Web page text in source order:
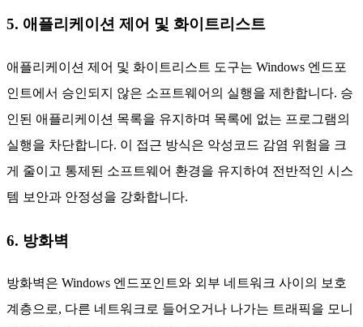
5. 애플리케이션 제어 및 화이트리스트
애플리케이션 제어 및 화이트리스트 도구는 Windows 엔드포
인트에서 승인되지 않은 소프트웨어의 실행을 제한합니다. 승
인된 애플리케이션 목록을 유지하며 목록에 없는 프로그램의
실행을 차단합니다. 이 접근 방식은 악성코드 감염 위험을 크
게 줄이고 통제된 소프트웨어 환경을 유지하여 전반적인 시스
템 보안과 안정성을 강화합니다.
6. 방화벽
방화벽은 Windows 엔드포인트와 외부 네트워크 사이의 보호
계층으로, 다른 네트워크로 들어오거나 나가는 트래픽을 모니